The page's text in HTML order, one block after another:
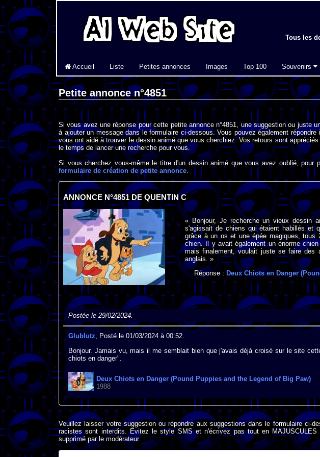
Tous les
Accueil Liste Petites annonces Images Top 100 Souvenirs
Petite annonce n°4851
Si vous avez une réponse pour cette petite annonce n°4851, une suggestion ou juste
à ajouter un message dans le formulaire ci-dessous. Vous pouvez également
vous ont aidé à trouver le dessin animé que vous cherchiez. Vos retours sont
le temps de lancer une recherche pour vous.
Si vous cherchez vous-même le titre d'un dessin animé que vous avez oublié, pour
formulaire de création de petite annonce.
ANNONCE N°4851 DE QUENTIN C
« Bonjour, Je recherche un vieux dessin
s'agissait de chiens qui étaient habillés et
grâce à un os et une épée magiques,
chien. Il y avait également un énorme
mais finalement, voulait juste se faire des
anglais. »
Réponse : Deux Chiots en Danger
Postée le 29/02/2024.
Glublutz, Posté le 01/03/2024 à 00:52.
Bonjour. Jamais vu, mais il me semblait bien que j'avais déjà croisé sur le site
chiots en danger".
Deux Chiots en Danger (Pound Puppies and the Legend of Big Paw)
1988
Veuillez laisser votre suggestion ou répondre aux suggestions dans le formulaire ci-
racistes sont interdits. Evitez le style SMS et n'écrivez pas tout en
supprimé par le modérateur.